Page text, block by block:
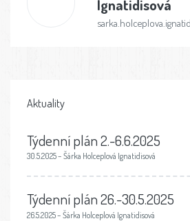
Ignatidisová
Aktuality
Týdenní plán 2.-6.6.2025
30.5.2025 – Šárka Holceplová Ignatidisová
Týdenní plán 26.-30.5.2025
26.5.2025 – Šárka Holceplová Ignatidisová